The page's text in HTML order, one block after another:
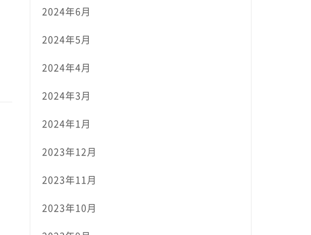
2024年6月
2024年5月
2024年4月
2024年3月
2024年1月
2023年12月
2023年11月
2023年10月